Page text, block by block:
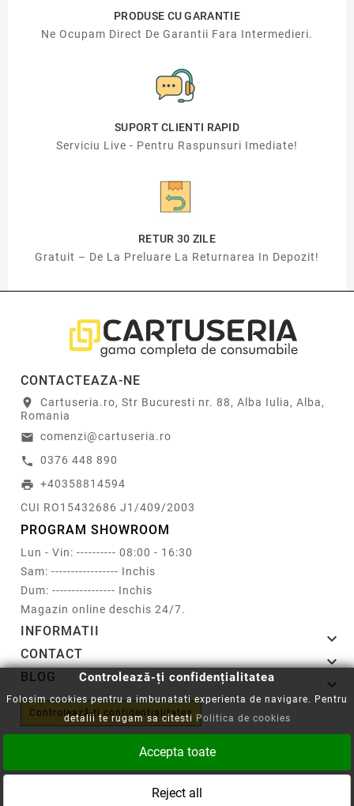
PRODUSE CU GARANTIE
Ne Ocupam Direct De Garantii Fara Intermedieri.
SUPORT CLIENTI RAPID
Serviciu Live - Pentru Raspunsuri Imediate!
RETUR 30 ZILE
Gratuit – De La Preluare La Returnarea In Depozit!
CONTACTEAZA-NE
location_on
Cartuseria.ro, Str Bucuresti nr. 88, Alba Iulia, Alba,
Romania
email comenzi@cartuseria.ro
call 0376 448 890
print +40358814594
CUI RO15432686 J1/409/2003
PROGRAM SHOWROOM
Lun - Vin: ---------- 08:00 - 16:30
Sam: ----------------- Inchis
Dum: ---------------- Inchis
Magazin online deschis 24/7.
INFORMATII 
CONTACT 
BLOG 
Controlează-ți confidențialitatea
Copyright © 2008-2026 - Cartuseria.ro
Controlează-ți confidențialitatea
Folosim cookies pentru a imbunatati experienta de navigare. Pentru
detalii te rugam sa citesti Politica de cookies
Accepta toate
Reject all